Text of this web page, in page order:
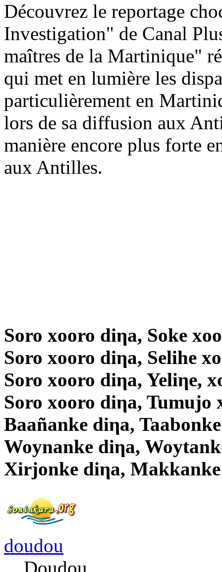
Découvrez le reportage
Investigation" de Canal
maîtres de la Martinique"
qui met en lumière les
particulièrement en
lors de sa diffusion aux
manière encore plus forte
aux Antilles.
Soro xooro diηa, Soke
Soro xooro diηa, Selihe
Soro xooro diηa, Yeliηe,
Soro xooro diηa, Tumujo
Baañanke diηa,
Woynanke diηa,
Xirjonke diηa,
doudou